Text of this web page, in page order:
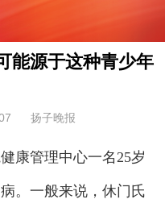
源于这种青少年
扬子晚报
管理中心一名25岁
。一般来说，休门氏